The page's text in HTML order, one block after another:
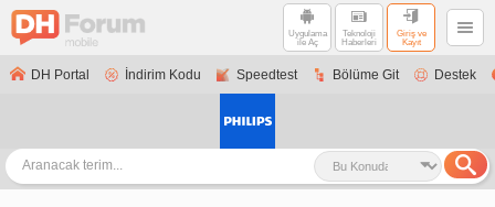
Uygulama
ile Aç
Teknoloji
Haberleri
Giriş ve
Kayıt
DH Portal İndirim Kodu Speedtest Bölüme Git Destek